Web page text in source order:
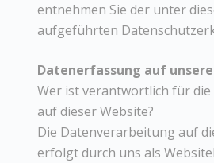
entnehmen Sie der unter
aufgeführten
Datenerfassung auf
Wer ist verantwortlich für
auf dieser Website?
Die Datenverarbeitung auf
erfolgt durch uns als